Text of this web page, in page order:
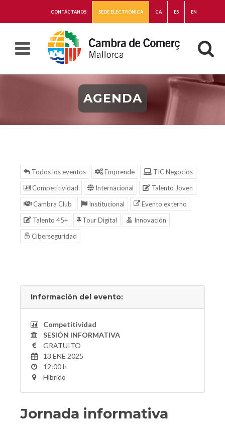
CONTÁCTANOS SEDE ELECTRÓNICA CA ES EN
AGENDA
Todos los eventos Emprende
TIC Negocios
Competitividad
Internacional
Talento Joven
Cambra Club
Institucional
Evento externo
Talento 45+
Tour Digital
Innovación
Ciberseguridad
Información del evento:
Competitividad
SESIÓN INFORMATIVA
GRATUITO
13 ENE 2025
12:00 h
Híbrido
Jornada informativa